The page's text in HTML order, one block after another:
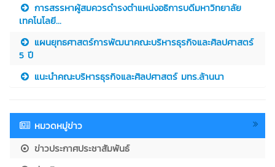
การสรรหาผู้สมควรดำรงตำแหน่งอธิการบดีมหาวิทยาลัย
เทคโนโลยี...
แผนยุทธศาสตร์การพัฒนาคณะบริหารธุรกิจและศิลปศาสตร์
5 ปี
แนะนำคณะบริหารธุรกิจและศิลปศาสตร์ มทร.ล้านนา
หมวดหมู่ข่าว
ข่าวประกาศประชาสัมพันธ์